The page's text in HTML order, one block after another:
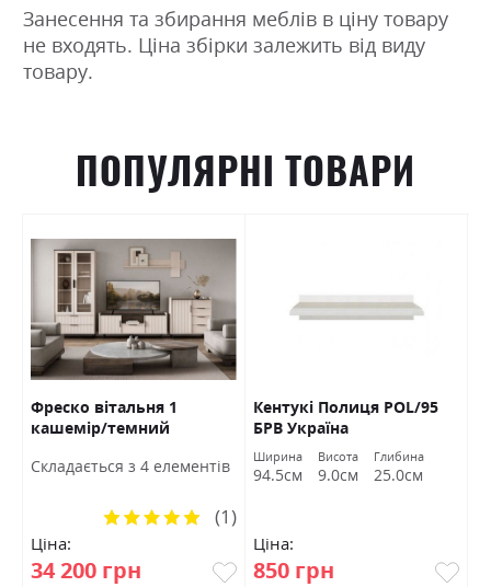
Занесення та збирання меблів в ціну товару
не входять. Ціна збірки залежить від виду
товару.
ПОПУЛЯРНІ ТОВАРИ
Фреско вітальня 1
кашемір/темний
Cкладається з 4 елементів
Ціна:
34 200 грн
Рейтинг:
(1)
Кентукі Полиця POL/95
БРВ Україна
Ширина
94.5см
Висота
9.0см
Глибина
25.0см
Ціна:
850 грн